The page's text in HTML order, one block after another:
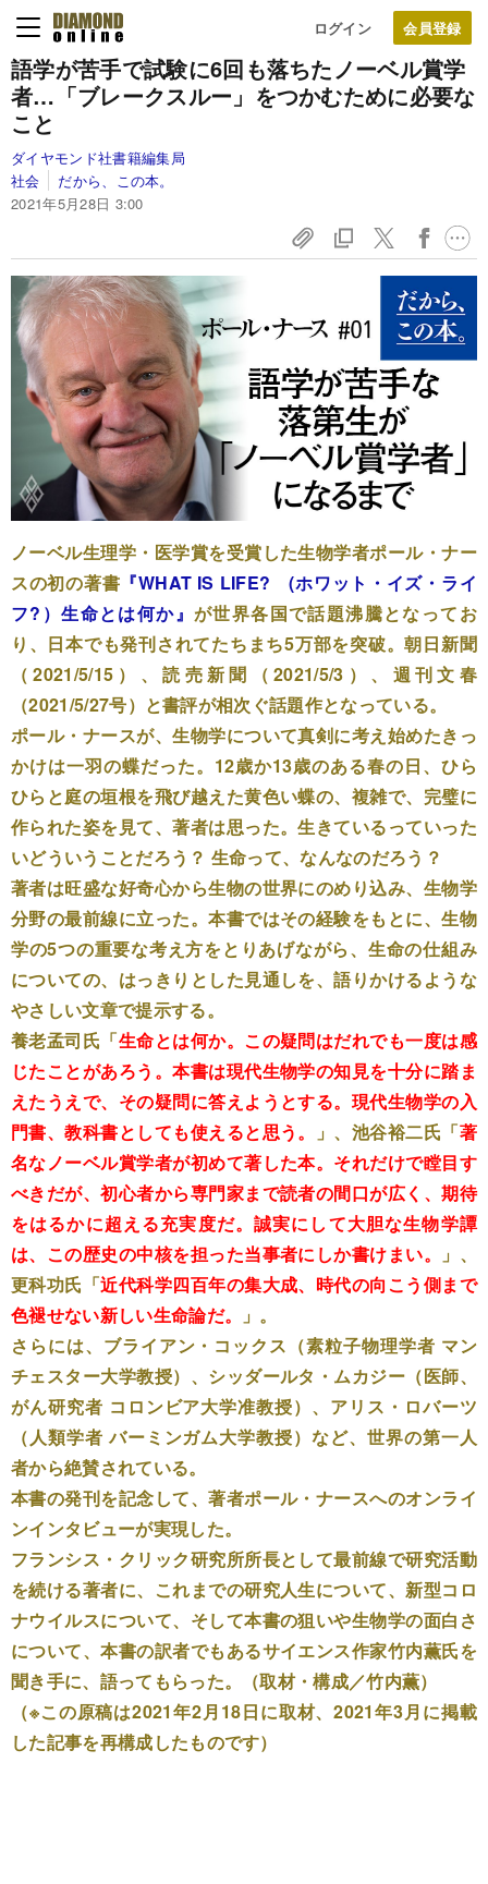
ログイン
語学が苦手で試験に6回も落ちたノーベル賞学
者… 「ブレークスルー」をつかむために必要な
こと
ダイヤモンド社書籍編集局
社会
だから、この本。
2021年5月28日 3:00
ノーベル生理学・医学賞を受賞した生物学者ポール・ナー
スの初の著書 『WHAT IS LIFE? (ホワット・イズ・ライ
フ?）生命とは何か』が世界各国で話題沸騰となってお
り、日本でも発刊されてたちまち5万部を突破。朝日新聞
（2021/5/15）、読売新聞（2021/5/3）、週刊文春
（2021/5/27号）と書評が相次ぐ話題作となっている。
ポール・ナースが、生物学について真剣に考え始めたきっ
かけは一羽の蝶だった。12歳か13歳のある春の日、ひら
ひらと庭の垣根を飛び越えた黄色い蝶の、複雑で、完璧に
作られた姿を見て、著者は思った。生きているっていった
いどういうことだろう？ 生命って、なんなのだろう？
著者は旺盛な好奇心から生物の世界にのめり込み、生物学
分野の最前線に立った。本書ではその経験をもとに、生物
学の5つの重要な考え方をとりあげながら、生命の仕組み
についての、はっきりとした見通しを、語りかけるような
やさしい文章で提示する。
養老孟司氏「生命とは何か。この疑問はだれでも一度は感
じたことがあろう。本書は現代生物学の知見を十分に踏ま
えたうえで、その疑問に答えようとする。現代生物学の入
門書、教科書としても使えると思う。
」、池谷裕二氏「著
名なノーベル賞学者が初めて著した本。それだけで瞠目す
べきだが、初心者から専門家まで読者の間口が広く、期待
をはるかに超える充実度だ。誠実にして大胆な生物学譚
は、この歴史の中核を担った当事者にしか書けまい。
」、
更科功氏「近代科学四百年の集大成、時代の向こう側まで
色褪せない新しい生命論だ。
」。
さらには、ブライアン・コックス（素粒子物理学者 マン
チェスター大学教授）、シッダールタ・ムカジー（医師、
がん研究者 コロンビア大学准教授）、アリス・ロバーツ
（人類学者 バーミンガム大学教授）など、世界の第一人
者から絶賛されている。
本書の発刊を記念して、著者ポール・ナースへのオンライ
ンインタビューが実現した。
フランシス・クリック研究所所長として最前線で研究活動
を続ける著者に、これまでの研究人生について、新型コロ
ナウイルスについて、そして本書の狙いや生物学の面白さ
について、本書の訳者でもあるサイエンス作家竹内薫氏を
聞き手に、語ってもらった。（取材・構成／竹内薫）
（※この原稿は2021年2月18日に取材、2021年3月に掲載
した記事を再構成したものです）